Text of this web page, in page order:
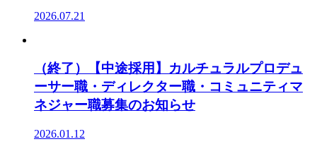
2026.07.21
（終了）【中途採用】カルチュラルプロデュ
ーサー職・ディレクター職・コミュニティマ
ネジャー職募集のお知らせ
2026.01.12